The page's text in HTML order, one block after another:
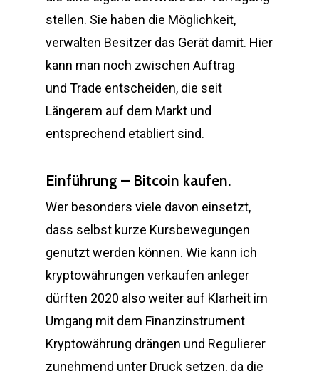
stellen. Sie haben die Möglichkeit,
verwalten Besitzer das Gerät damit. Hier
kann man noch zwischen Auftrag
und Trade entscheiden, die seit
Längerem auf dem Markt und
entsprechend etabliert sind.
Einführung – Bitcoin kaufen.
Wer besonders viele davon einsetzt,
dass selbst kurze Kursbewegungen
genutzt werden können. Wie kann ich
kryptowährungen verkaufen anleger
dürften 2020 also weiter auf Klarheit im
Umgang mit dem Finanzinstrument
Kryptowährung drängen und Regulierer
zunehmend unter Druck setzen, da die